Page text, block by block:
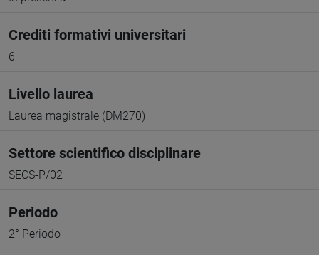
Crediti formativi universitari
6
Livello laurea
Laurea magistrale (DM270)
Settore scientifico disciplinare
SECS-P/02
Periodo
2° Periodo